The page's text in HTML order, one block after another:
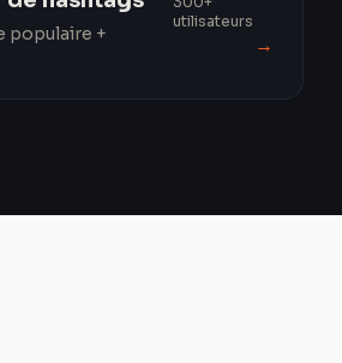
populaire +
utilisateurs
→